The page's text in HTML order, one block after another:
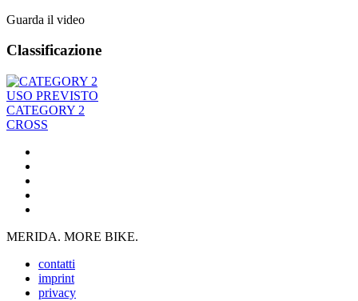
Guarda il video
Classificazione
USO PREVISTO
CATEGORY 2
CROSS
MERIDA. MORE BIKE.
contatti
imprint
privacy